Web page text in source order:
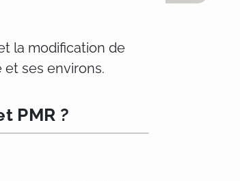
la modification de
ses environs.
PMR ?